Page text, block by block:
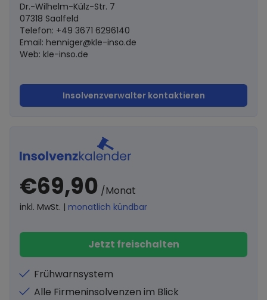
Dr.-Wilhelm-Külz-Str. 7
07318 Saalfeld
Telefon: +49 3671 6296140
Email: henniger@kle-inso.de
Web: kle-inso.de
Insolvenzverwalter kontaktieren
€69,90 /Monat
inkl. MwSt. | monatlich kündbar
Jetzt freischalten
Frühwarnsystem
Alle Firmeninsolvenzen im Blick